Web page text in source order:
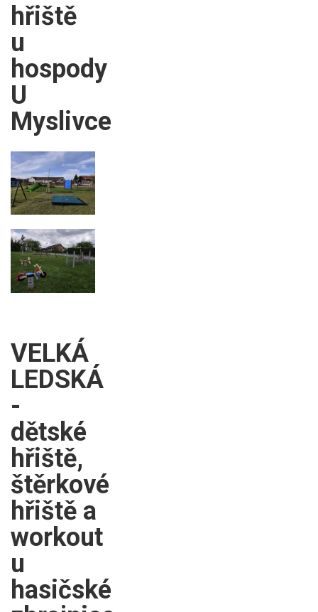
hřiště
u
hospody
U
Myslivce
VELKÁ
LEDSKÁ
-
dětské
hřiště,
štěrkové
hřiště a
workout
u
hasičské